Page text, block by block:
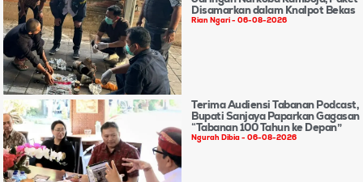
Disamarkan dalam Knalpot Bekas
Rian Ngari 06-08-2026
Terima Audiensi Tabanan Podcast,
Bupati Sanjaya Paparkan Gagasan
“Tabanan 100 Tahun ke Depan”
Ngurah Dibia 06-08-2026